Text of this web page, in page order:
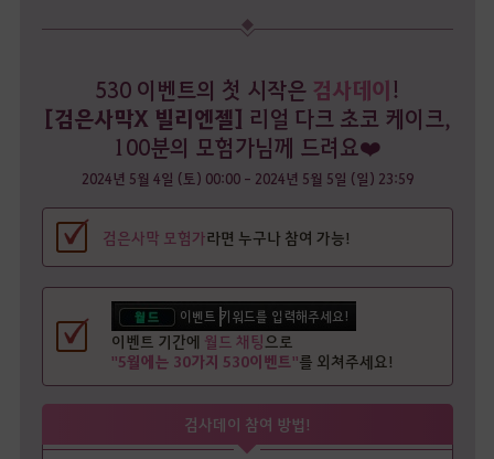
530 이벤트의 첫 시작은 검사데이!
[검은사막X 빌리엔젤] 리얼 다크 초코 케이크,
100분의 모험가님께 드려요❤️
2024년 5월 4일 (토) 00:00 - 2024년 5월 5일 (일) 23:59
검은사막 모험가라면 누구나 참여 가능!
이벤트 기간에 월드 채팅 으로
"5월에는 30가지 530이벤트"를 외쳐주세요!
검사데이 참여 방법!